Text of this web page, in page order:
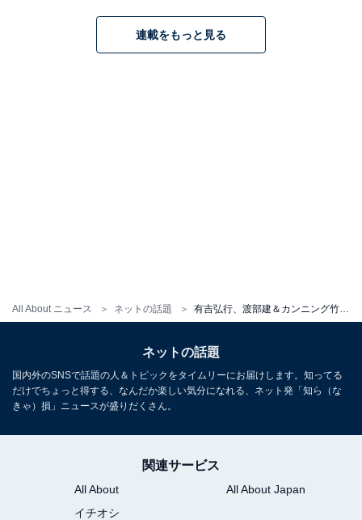
All About ニュース ネットの話題
連載をもっと見る
ネットの話題
国内外のSNSで話題の人＆トピックをタイムリーにお届けします。知ってる
だけでちょっと得する、なんだか楽しい気分になれる、ネット発「知ら（な
きゃ）損」ニュースが盛りだくさん。
関連サービス
All About
All About Japan
イチオシ